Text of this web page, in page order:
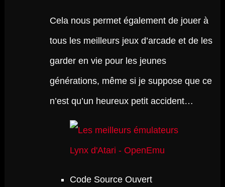
Cela nous permet également de jouer à
tous les meilleurs jeux d’arcade et de les
garder en vie pour les jeunes
générations, même si je suppose que ce
n’est qu’un heureux petit accident…
Code Source Ouvert